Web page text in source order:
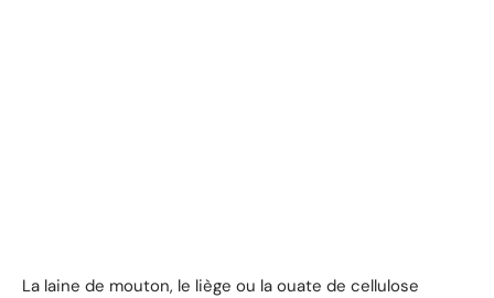
La laine de mouton, le liège ou la ouate de cellulose